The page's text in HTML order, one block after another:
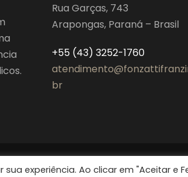
Rua Garças, 743
Arapongas, Paraná – Brasil
+55 (43) 3252-1760
br
sua experiência. Ao clicar em "Aceitar e